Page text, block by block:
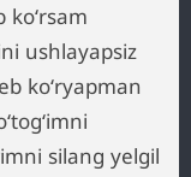
koʻrsam
ushlayapsiz
koʻryapman
silang yelgil